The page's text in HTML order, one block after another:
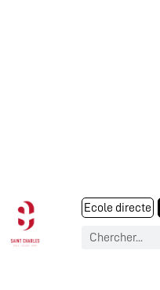
Ecole directe